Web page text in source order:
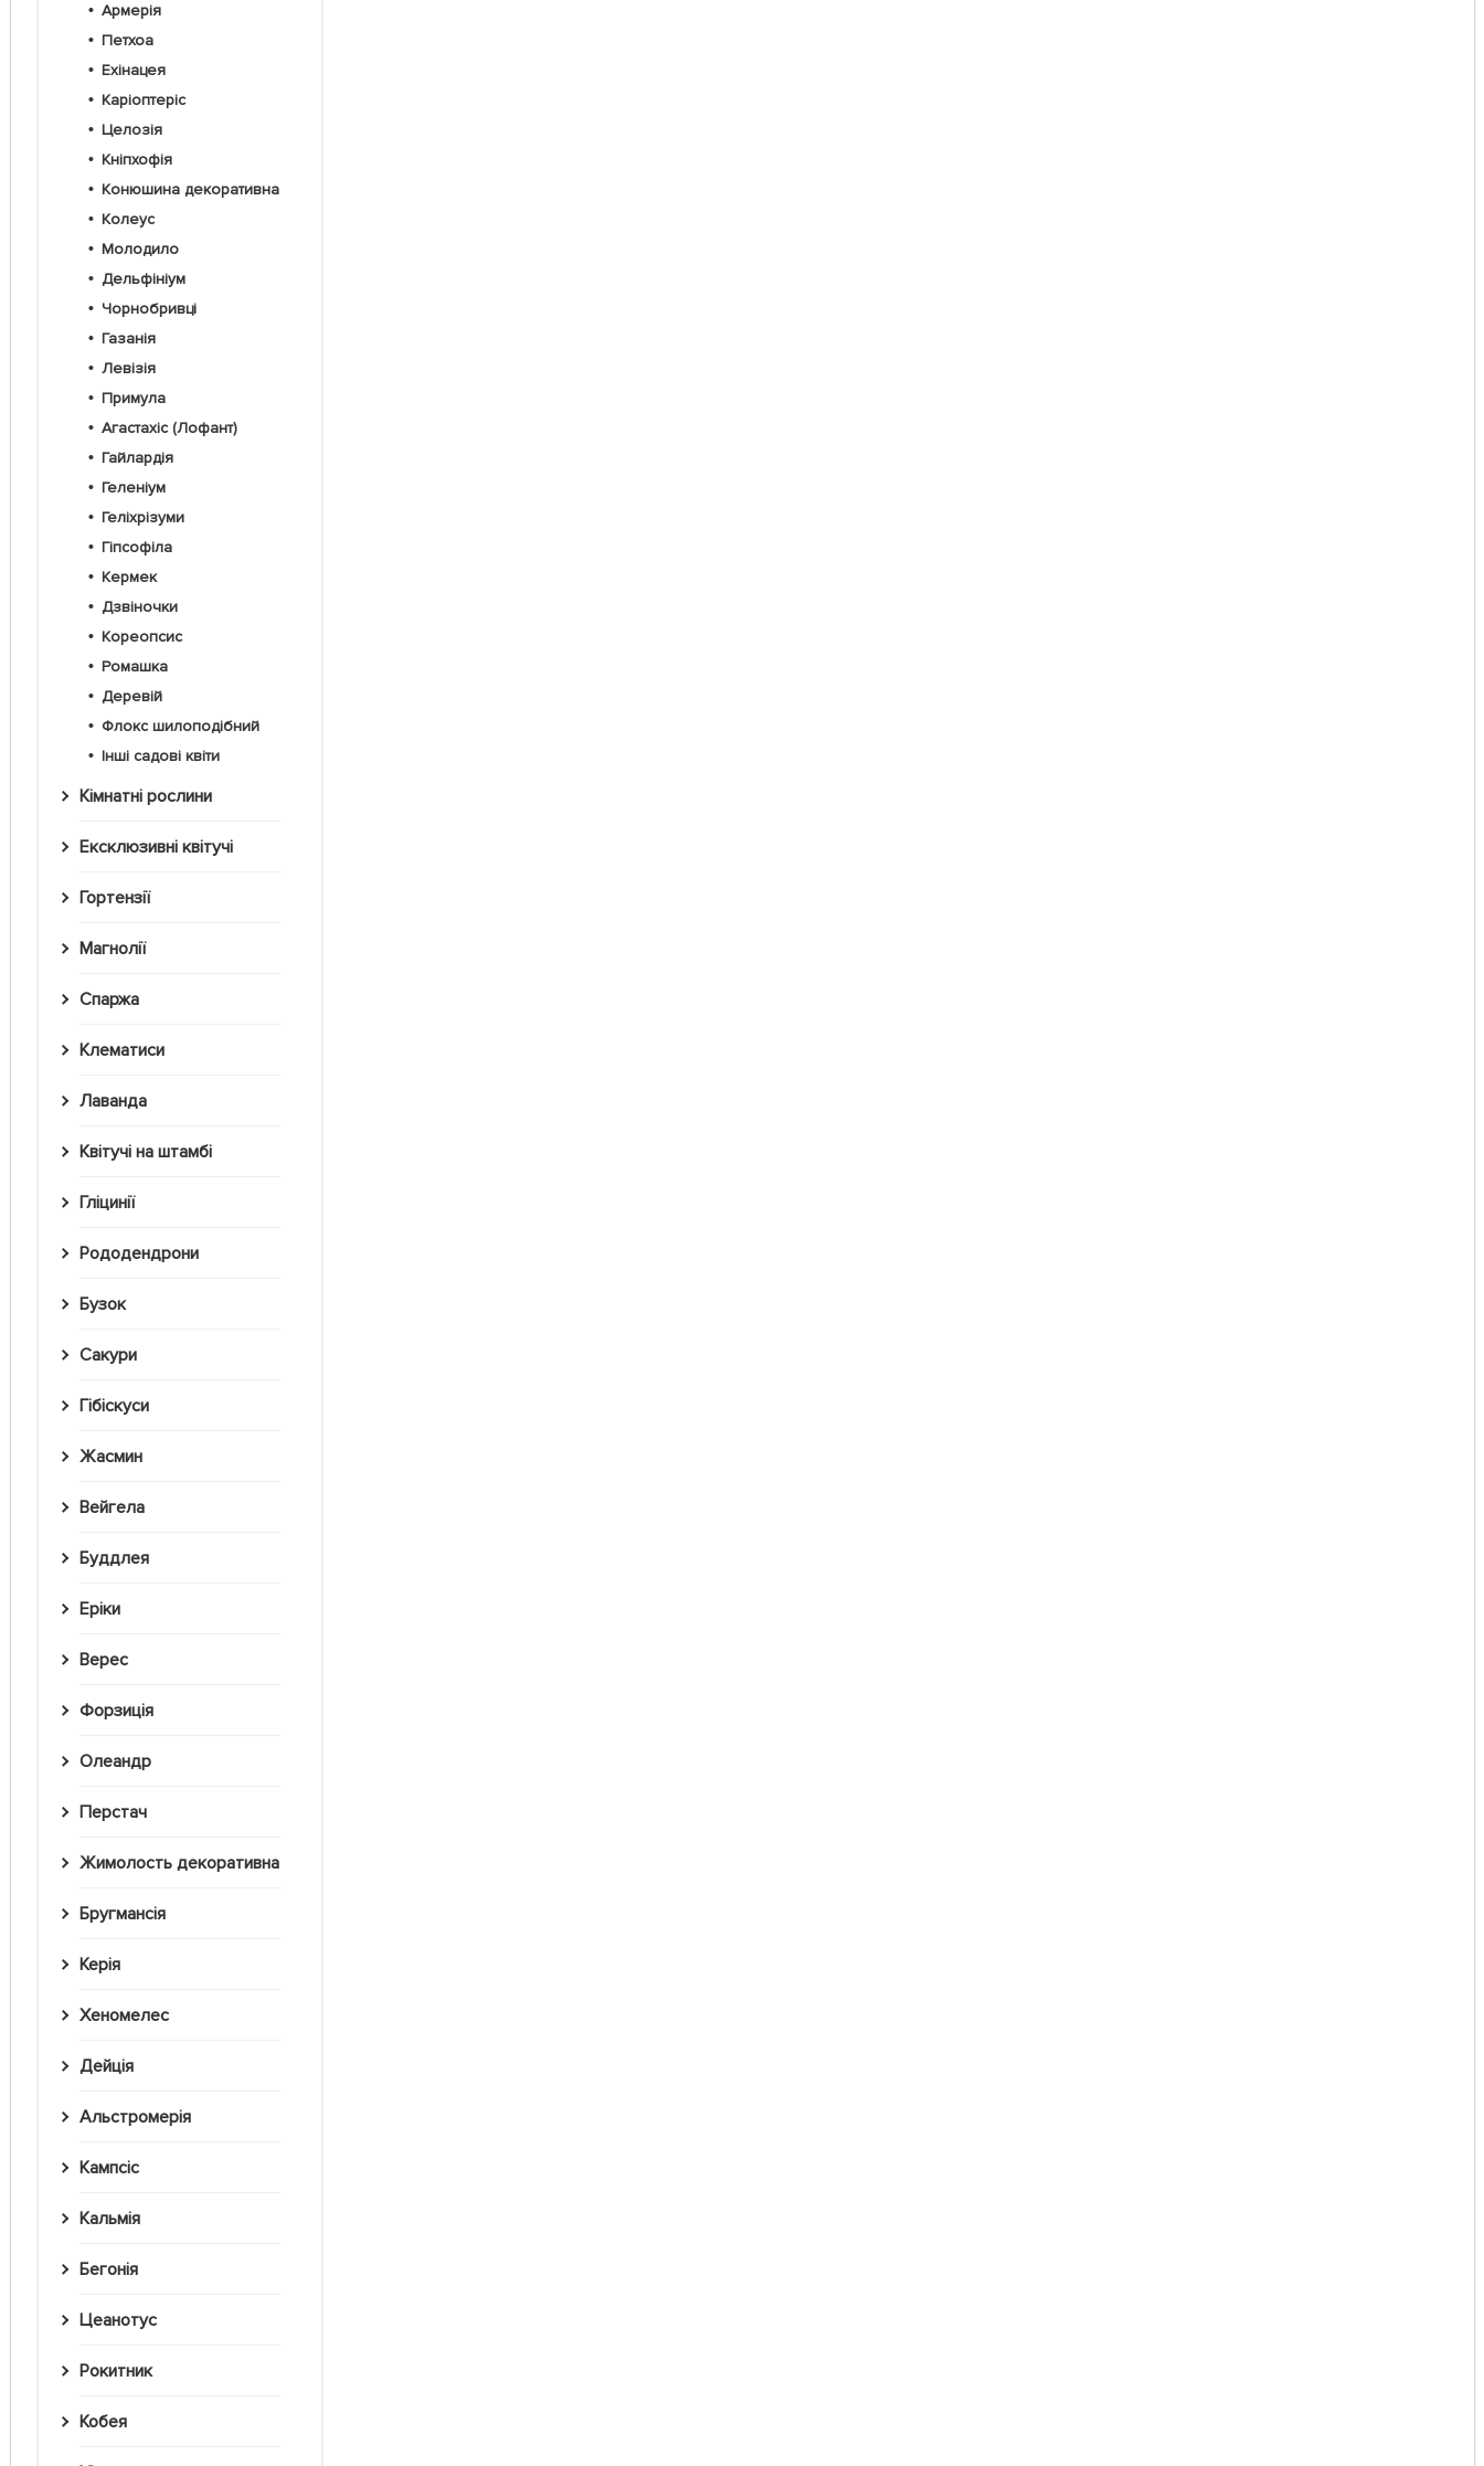
Армерія
Петхоа
Ехінацея
Каріоптеріс
Целозія
Кніпхофія
Конюшина декоративна
Колеус
Молодило
Дельфініум
Чорнобривці
Газанія
Левізія
Примула
Агастахіс (Лофант)
Гайлардія
Геленіум
Геліхрізуми
Гіпсофіла
Кермек
Дзвіночки
Кореопсис
Ромашка
Деревій
Флокс шилоподібний
Інші садові квіти
Кімнатні рослини
Ексклюзивні квітучі
Гортензії
Магнолії
Спаржа
Клематиси
Лаванда
Квітучі на штамбі
Гліцинії
Рододендрони
Бузок
Сакури
Гібіскуси
Жасмин
Вейгела
Буддлея
Еріки
Верес
Форзиція
Олеандр
Перстач
Жимолость декоративна
Бругмансія
Керія
Хеномелес
Дейція
Альстромерія
Кампсіс
Кальмія
Бегонія
Цеанотус
Рокитник
Кобея